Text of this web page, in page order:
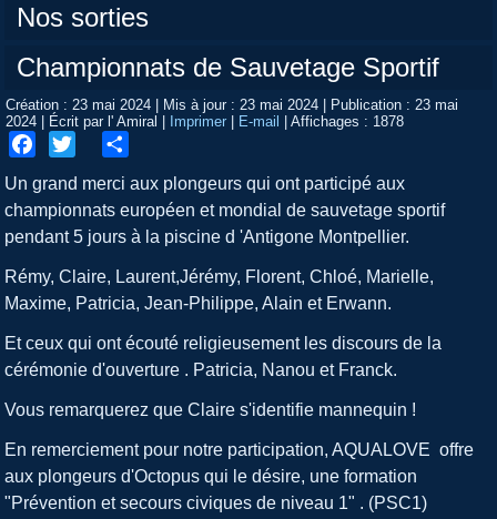
Nos sorties
Championnats de Sauvetage Sportif
Création : 23 mai 2024 | Mis à jour : 23 mai 2024 | Publication : 23 mai
2024 | Écrit par l' Amiral | Imprimer | E-mail |Affichages : 1878
Un grand merci aux plongeurs qui ont participé aux
championnats européen et mondial de sauvetage sportif
pendant 5 jours à la piscine d 'Antigone Montpellier.
Rémy, Claire, Laurent,Jérémy, Florent, Chloé, Marielle,
Maxime, Patricia, Jean-Philippe, Alain et Erwann.
Et ceux qui ont écouté religieusement les discours de la
cérémonie d'ouverture . Patricia, Nanou et Franck.
Vous remarquerez que Claire s'identifie mannequin !
En remerciement pour notre participation, AQUALOVE offre
aux plongeurs d'Octopus qui le désire, une formation
"Prévention et secours civiques de niveau 1" . (PSC1)